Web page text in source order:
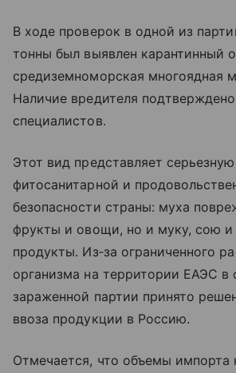
В ходе проверок в одной из
тонны был выявлен карантинный
средиземноморская многоядная
Наличие вредителя
специалистов.
Этот вид представляет
фитосанитарной и
безопасности страны: муха
фрукты и овощи, но и муку, сою и
продукты. Из‑за ограниченного
организма на территории ЕАЭС в
зараженной партии принято
ввоза продукции в Россию.
Отмечается, что объемы импорта